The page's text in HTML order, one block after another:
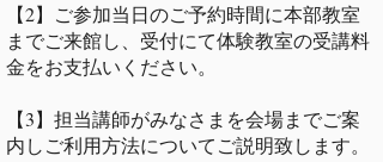
【2】ご参加当日のご予約時間に本部教室
までご来館し、受付にて体験教室の受講料
金をお支払いください。
【3】担当講師がみなさまを会場までご案
内しご利用方法についてご説明致します。